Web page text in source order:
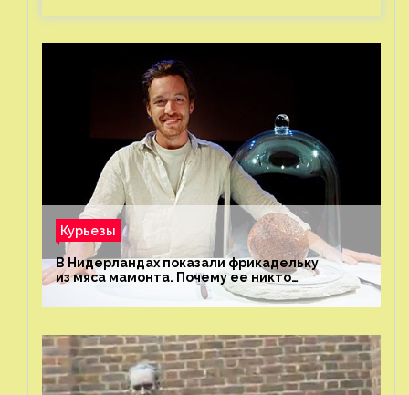
Курьезы
В Нидерландах показали фрикадельку
из мяса мамонта. Почему ее никто